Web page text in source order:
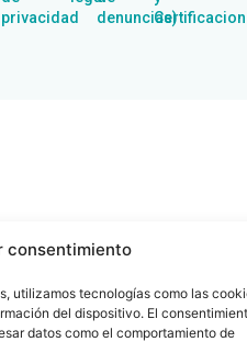
consentimiento
utilizamos tecnologías como las
del dispositivo. El
datos como el comportamiento de
privacidad
denuncias)